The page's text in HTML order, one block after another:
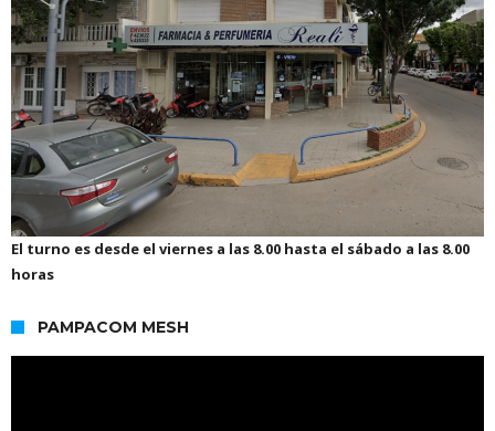
El turno es desde el viernes a las 8.00 hasta el sábado a las 8.00
horas
PAMPACOM MESH